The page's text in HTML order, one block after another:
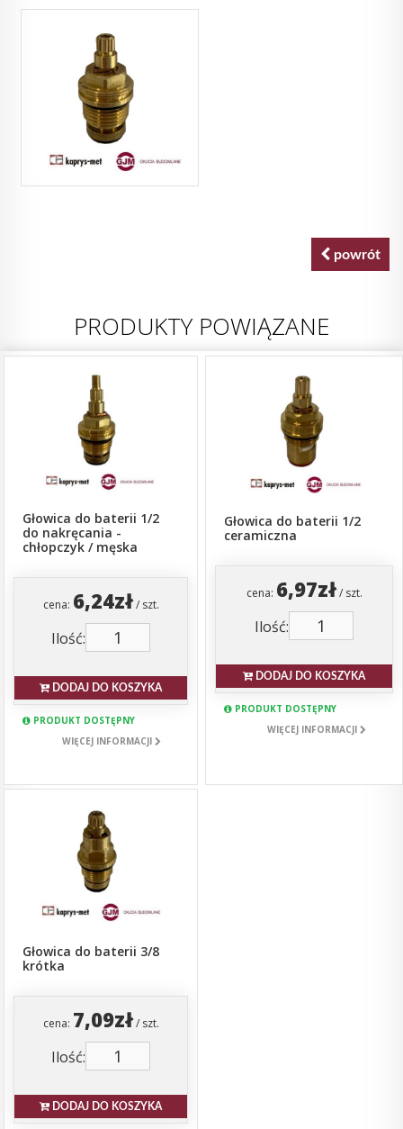
powrót
PRODUKTY POWIĄZANE
Głowica do baterii 1/2
do nakręcania -
chłopczyk / męska
cena: 6,24zł/ szt.
Ilość:
DODAJ DO KOSZYKA
PRODUKT DOSTĘPNY
WIĘCEJ INFORMACJI
Głowica do baterii 1/2
ceramiczna
cena: 6,97zł/ szt.
Ilość:
DODAJ DO KOSZYKA
PRODUKT DOSTĘPNY
WIĘCEJ INFORMACJI
Głowica do baterii 3/8
krótka
cena: 7,09zł/ szt.
Ilość:
DODAJ DO KOSZYKA